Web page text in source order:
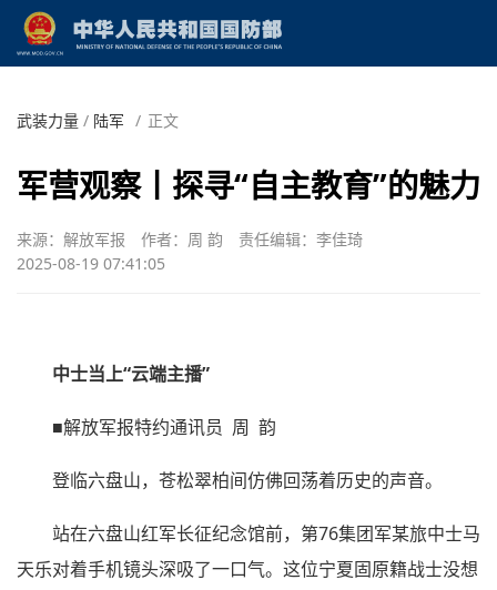
武装力量 / 陆军 / 正文
军营观察丨探寻“自主教育”的魅力
来源：解放军报 作者：周 韵
责任编辑：李佳琦
2025-08-19 07:41:05
中士当上“云端主播”
■解放军报特约通讯员 周 韵
登临六盘山，苍松翠柏间仿佛回荡着历史的声音。
站在六盘山红军长征纪念馆前，第76集团军某旅中士马
天乐对着手机镜头深吸了一口气。这位宁夏固原籍战士没想